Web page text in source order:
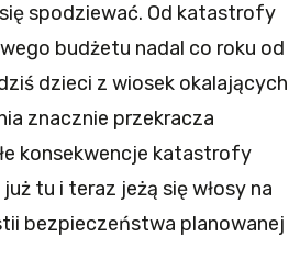
spodziewać. Od katastrofy
budżetu nadal co roku od
dzieci z wiosek okalających
znacznie przekracza
konsekwencje katastrofy
tu i teraz jeżą się włosy na
bezpieczeństwa planowanej